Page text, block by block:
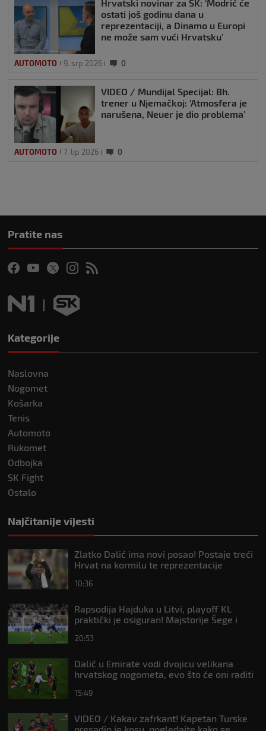
Hrvatski novinar za SK: ‘Modrić će
ostati još godinu dana u
reprezentaciji, a Dinamo u Europi
ne može sam vući Hrvatsku’
AUTOMOTO 9. srp 2026 0
VIDEO / Mundijal Specijal: Bh.
trener u Njemačkoj: ‘Atmosfera je
narušena, Neuer je dio problema’
AUTOMOTO 7. lip 2026 0
Pratite nas
Kategorije
Naslovna
Nogomet
Košarka
Tenis
Automoto
Rukomet
Odbojka
SK Fight
Ostalo
Najčitanije vijesti
Zlatko Dalić ima novi posao! Postaje treći
Hrvat na kormilu te reprezentacije
10:36
Rapsodija Hajduka u Litvi, playoff KL
praktički je osiguran! Majstorije Šege i
20:53
Dalić u Emirate vodi dvojicu velikana
hrvatskog nogometa, evo što će oni raditi
15:49
VIDEO / Kakav zafrkant! Kapetan Turske